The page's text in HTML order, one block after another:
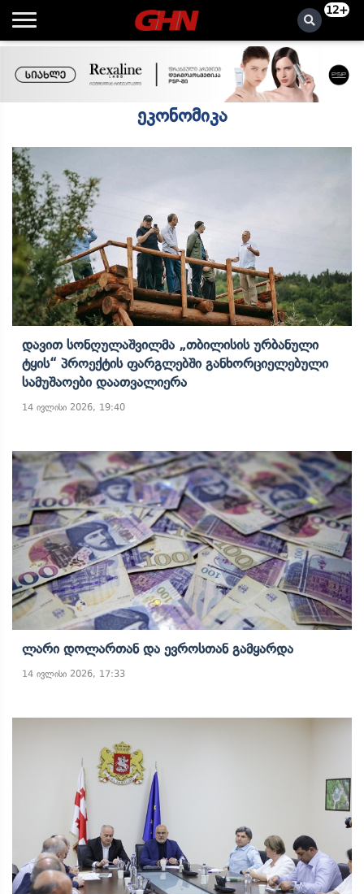
12+
ეკონომიკა
Დავით Სონღულაშვილმა „თბილისის Ურბანული
Ტყის“ Პროექტის Ფარგლებში Განხორციელებული
Სამუშაოები Დაათვალიერა
14 ივლისი 2026, 19:40
Ლარი Დოლართან Და Ევროსთან Გამყარდა
14 ივლისი 2026, 17:33